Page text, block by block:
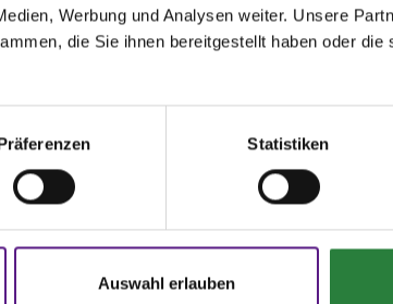
Werbung und Analysen weiter. Unsere
die Sie ihnen bereitgestellt haben oder
Statistiken
Auswahl erlauben
Disziplin Preisgeld LKL/Art